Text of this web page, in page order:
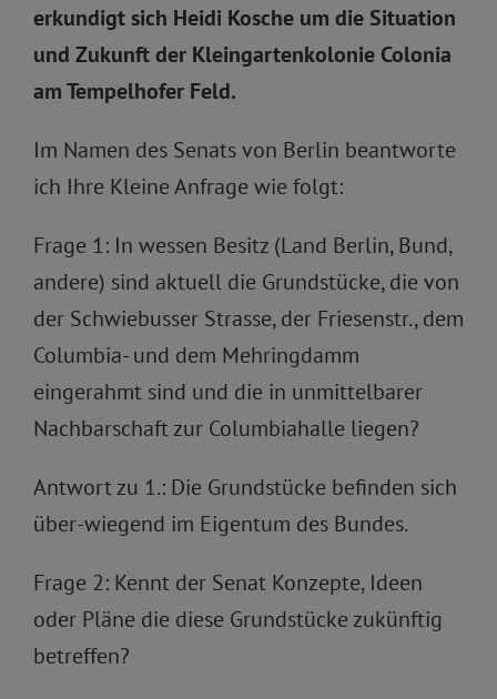
erkundigt sich Heidi Kosche um die Situation
und Zukunft der Kleingartenkolonie Colonia
am Tempelhofer Feld.
Im Namen des Senats von Berlin beantworte
ich Ihre Kleine Anfrage wie folgt:
Frage 1: In wessen Besitz (Land Berlin, Bund,
andere) sind aktuell die Grundstücke, die von
der Schwiebusser Strasse, der Friesenstr., dem
Columbia- und dem Mehringdamm
eingerahmt sind und die in unmittelbarer
Nachbarschaft zur Columbiahalle liegen?
Antwort zu 1.: Die Grundstücke befinden sich
über-wiegend im Eigentum des Bundes.
Frage 2: Kennt der Senat Konzepte, Ideen
oder Pläne die diese Grundstücke zukünftig
betreffen?